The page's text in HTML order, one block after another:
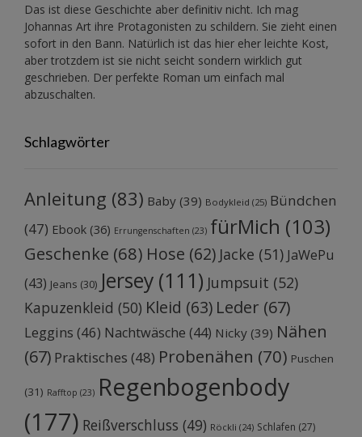
Das ist diese Geschichte aber definitiv nicht. Ich mag
Johannas Art ihre Protagonisten zu schildern. Sie zieht einen
sofort in den Bann. Natürlich ist das hier eher leichte Kost,
aber trotzdem ist sie nicht seicht sondern wirklich gut
geschrieben. Der perfekte Roman um einfach mal
abzuschalten.
Schlagwörter
Anleitung (83) Baby (39) Bodykleid (25) Bündchen
(47) Ebook (36) Errungenschaften (23) fürMich (103)
Geschenke (68) Hose (62) Jacke (51) JaWePu
(43) Jeans (30) Jersey (111) Jumpsuit (52)
Kapuzenkleid (50) Kleid (63) Leder (67)
Leggins (46) Nachtwäsche (44) Nicky (39) Nähen
(67) Praktisches (48) Probenähen (70) Puschen
(31) Rafftop (23) Regenbogenbody
(177) Reißverschluss (49) Röckli (24) Schlafen (27)